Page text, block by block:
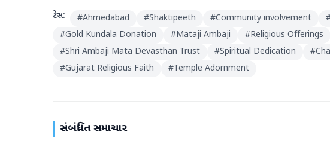
ટેગ્સ: #Ahmedabad #Shaktipeeth #Community involvement
#Gold Kundala Donation #Mataji Ambaji #Religious Offerings
#Shri Ambaji Mata Devasthan Trust #Spiritual Dedication #
#Gujarat Religious Faith #Temple Adornment
સંબંધિત સમાચાર